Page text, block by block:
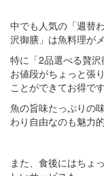
中でも人気の「週替
沢御膳」は魚料理がメ
特に「2品選べる贅沢
お値段がちょっと張
ことができてお得です
魚の旨味たっぷりの
わり自由なのも魅力的
また、食後にはちょ